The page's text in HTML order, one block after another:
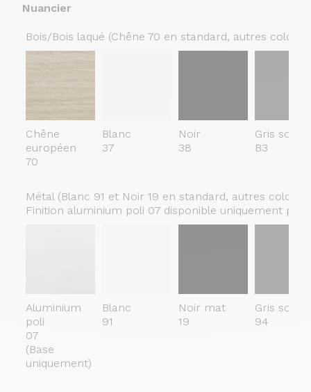
Nuancier
Bois/Bois laqué (Chêne 70 en standard, autres coloris
Chêne
européen
70
Blanc
37
Noir
38
Gris
B3
Métal (Blanc 91 et Noir 19 en standard, autres coloris
Finition aluminium poli 07 disponible uniquement
Aluminium
poli
07
(Base
uniquement)
Blanc
91
Noir mat
19
Gris
94